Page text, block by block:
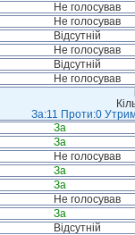
Не голосував
Не голосував
Відсутній
Не голосував
Відсутній
Не голосував
За:11 Проти:0
За
За
Не голосував
За
За
Не голосував
За
Відсутній